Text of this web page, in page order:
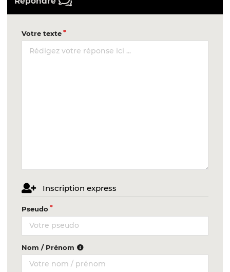
Votre texte
Inscription express
Pseudo
Nom / Prénom